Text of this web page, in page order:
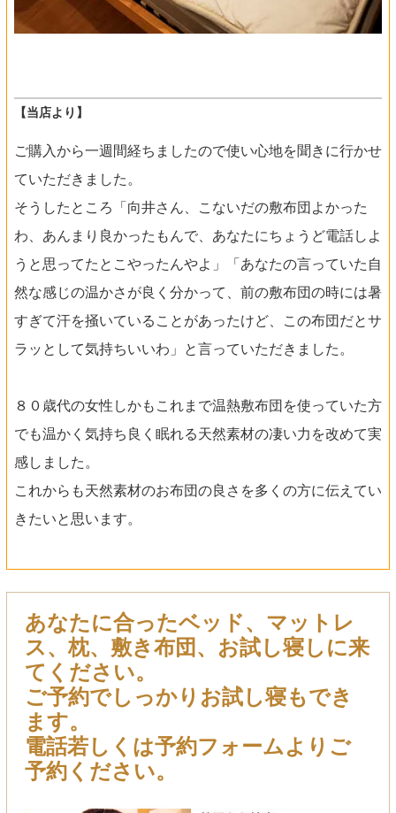
【当店より】
ご購入から一週間経ちましたので使い心地を聞きに行かせ
ていただきました。
そうしたところ「向井さん、こないだの敷布団よかった
わ、あんまり良かったもんで、あなたにちょうど電話しよ
うと思ってたとこやったんやよ」「あなたの言っていた自
然な感じの温かさが良く分かって、前の敷布団の時には暑
すぎて汗を掻いていることがあったけど、この布団だとサ
ラッとして気持ちいいわ」と言っていただきました。
８０歳代の女性しかもこれまで温熱敷布団を使っていた方
でも温かく気持ち良く眠れる天然素材の凄い力を改めて実
感しました。
これからも天然素材のお布団の良さを多くの方に伝えてい
きたいと思います。
あなたに合ったベッド、マットレ
ス、枕、敷き布団、お試し寝しに来
てください。
ご予約でしっかりお試し寝もでき
ます。
電話若しくは予約フォームよりご
予約ください。